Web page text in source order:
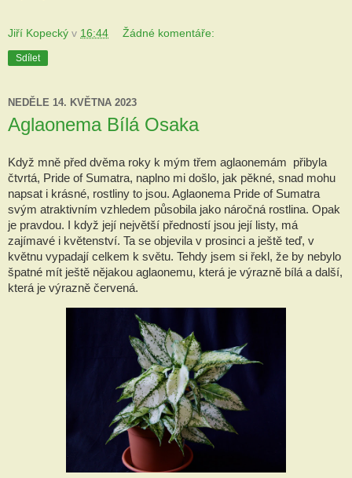
Jiří Kopecký v 16:44 Žádné komentáře:
Sdílet
NEDĚLE 14. KVĚTNA 2023
Aglaonema Bílá Osaka
Když mně před dvěma roky k mým třem aglaonemám  přibyla
čtvrtá, Pride of Sumatra, naplno mi došlo, jak pěkné, snad mohu
napsat i krásné, rostliny to jsou. Aglaonema Pride of Sumatra
svým atraktivním vzhledem působila jako náročná rostlina. Opak
je pravdou. I když její největší předností jsou její listy, má
zajímavé i květenství. Ta se objevila v prosinci a ještě teď, v
květnu vypadají celkem k světu. Tehdy jsem si řekl, že by nebylo
špatné mít ještě nějakou aglaonemu, která je výrazně bílá a další,
která je výrazně červená.